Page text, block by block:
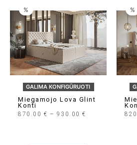
GALIMA KONFIGŪRUOTI
%
Miegamojo Lova Glint
Konti
870.00 € – 930.00€
%